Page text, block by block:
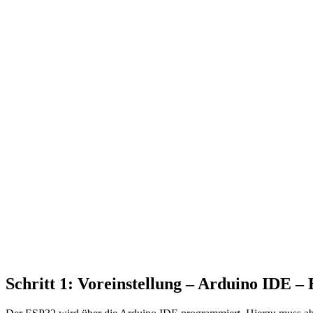
Schritt 1: Voreinstellung – Arduino IDE –